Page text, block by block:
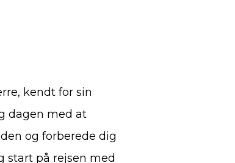
kendt for sin
dagen med at
og forberede dig
start på rejsen med